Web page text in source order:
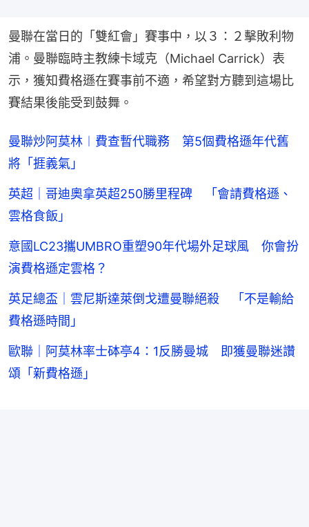
曼聯在當日的「雙紅會」賽事中，以３：２擊敗利物
浦。曼聯臨時主教練卡域克（Michael Carrick）表
示，獲知費格遜在賽事前不適，希望對方聽到這場比
賽結果後能受到鼓舞。
曼聯炒阿莫林︱費查暫代職務 第5個費格遜年代舊
將「捱義氣」
英超｜哥迪奧拿英超250勝里程碑 「會請費格遜、
雲格食飯」
意國LC23攜UMBRO重塑90年代場外足球風 你會扮
演費格遜定雲格？
英足總盃｜雲尼斯達萊倒戈遭曼聯絕殺 「不是輸給
費格遜時間」
歐聯｜阿莫林率士砵亭4：1反勝曼城 即獲曼聯迷讚
頌「新費格遜」